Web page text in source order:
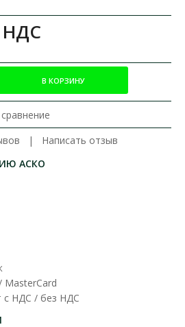
НДС
| Написать отзыв
АСКО
MasterCard
с НДС / без НДС